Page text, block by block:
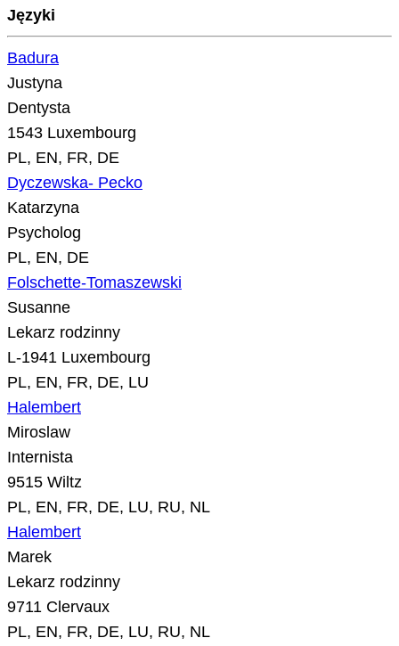
Języki
Badura
Justyna
Dentysta
1543 Luxembourg
PL, EN, FR, DE
Dyczewska- Pecko
Katarzyna
Psycholog
PL, EN, DE
Folschette-Tomaszewski
Susanne
Lekarz rodzinny
L-1941 Luxembourg
PL, EN, FR, DE, LU
Halembert
Miroslaw
Internista
9515 Wiltz
PL, EN, FR, DE, LU, RU, NL
Halembert
Marek
Lekarz rodzinny
9711 Clervaux
PL, EN, FR, DE, LU, RU, NL